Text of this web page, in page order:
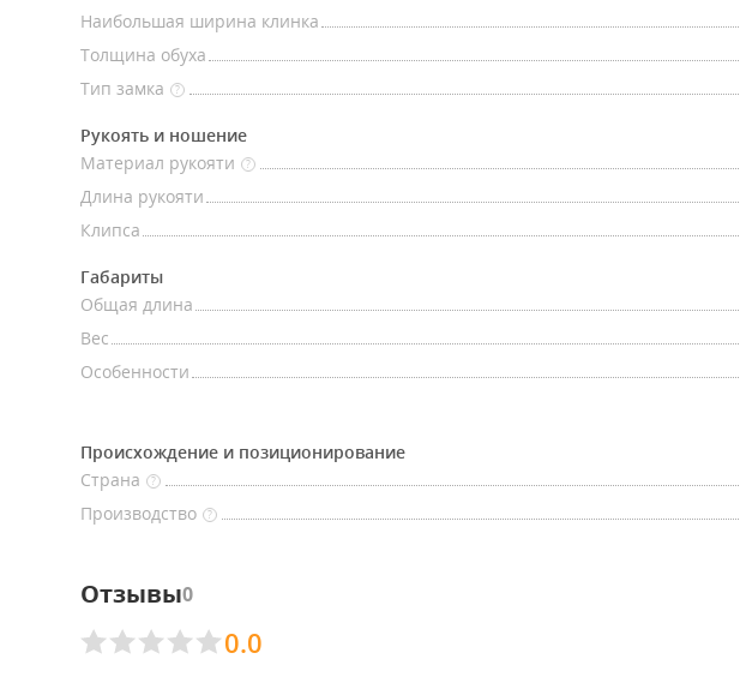
Наибольшая ширина клинка
Толщина обуха
Тип замка
?
Рукоять и ношение
Материал рукояти
?
Длина рукояти
Клипса
Габариты
Общая длина
Вес
Особенности
Происхождение и позиционирование
Страна
?
Производство
?
Отзывы0
0.0